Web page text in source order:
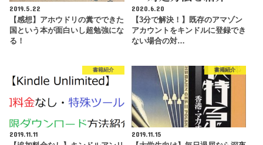
2019.5.22
【感想】アホウドリの糞でできた
国という本が面白いし超勉強にな
る！
2020.6.20
【3分で解決！】既存のアマゾン
アカウントをキンドルに登録でき
ない場合の対…
書籍紹介
2019.11.11
書籍紹介
2019.11.15